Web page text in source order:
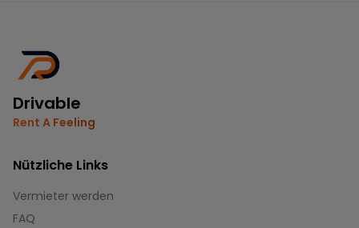
Drivable
Rent A Feeling
Nützliche Links
Vermieter werden
FAQ